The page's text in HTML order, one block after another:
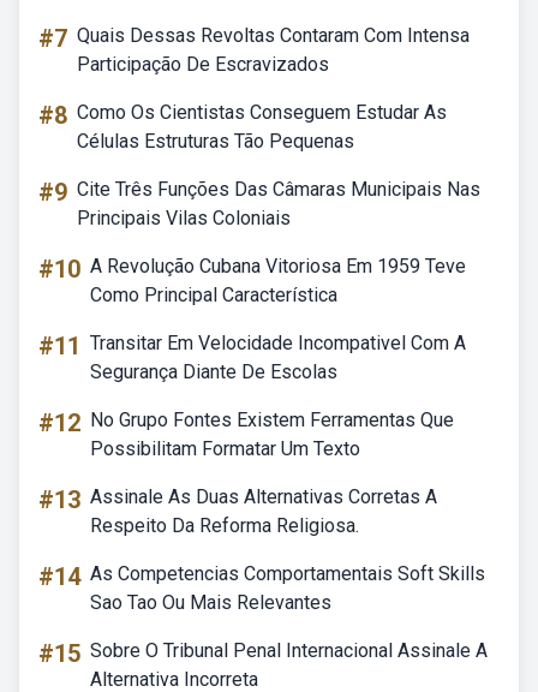
#7 Quais Dessas Revoltas Contaram Com Intensa
Participação De Escravizados
#8 Como Os Cientistas Conseguem Estudar As
Células Estruturas Tão Pequenas
#9 Cite Três Funções Das Câmaras Municipais Nas
Principais Vilas Coloniais
#10 A Revolução Cubana Vitoriosa Em 1959 Teve
Como Principal Característica
#11 Transitar Em Velocidade Incompativel Com A
Segurança Diante De Escolas
#12 No Grupo Fontes Existem Ferramentas Que
Possibilitam Formatar Um Texto
#13 Assinale As Duas Alternativas Corretas A
Respeito Da Reforma Religiosa.
#14 As Competencias Comportamentais Soft Skills
Sao Tao Ou Mais Relevantes
#15 Sobre O Tribunal Penal Internacional Assinale A
Alternativa Incorreta